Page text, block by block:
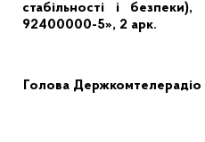
стабільності і
92400000-5», 2 арк.
Голова Держкомтелерадіо